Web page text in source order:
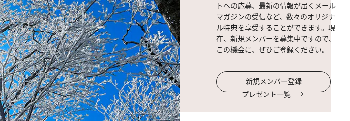
トへの応募、最新の情報が届くメール
マガジンの受信など、数々のオリジナ
ル特典を享受することができます。現
在、新規メンバーを募集中ですので、
この機会に、ぜひご登録ください。
新規メンバー登録
プレゼント一覧